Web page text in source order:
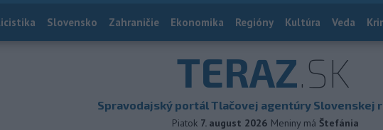
Slovensko Zahraničie Ekonomika Regióny Kultúra Veda
TERAZ.SK
Spravodajský portál Tlačovej agentúry Slovenskej
Piatok 7. august 2026 Meniny má Štefánia